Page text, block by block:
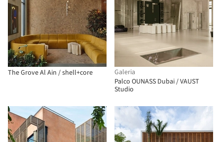
The Grove Al Ain / shell+core
Galeria
Palco OUNASS Dubai / VAUST
Studio